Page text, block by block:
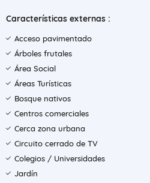
Características externas :
Acceso pavimentado
Árboles frutales
Área Social
Áreas Turísticas
Bosque nativos
Centros comerciales
Cerca zona urbana
Circuito cerrado de TV
Colegios / Universidades
Jardín